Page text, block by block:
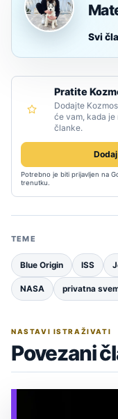
Svi
Pratite
Dodajte
će vam, kada
članke.
Potrebno je biti prijavljen na
trenutku.
TEME
Blue Origin ISS
NASA privatna
NASTAVI ISTRAŽIVATI
Povezani